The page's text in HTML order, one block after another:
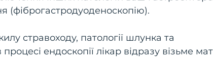
(фіброгастродуоденоскопію).
стравоходу, патології шлунка та
ендоскопії лікар відразу візьме